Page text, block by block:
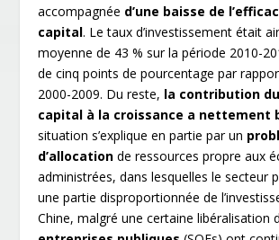
accompagnée d’une baisse de
capital. Le taux d’investissement était
moyenne de 43 % sur la période 2010-
de cinq points de pourcentage par
2000-2009. Du reste, la contribution
capital à la croissance a nettement
situation s’explique en partie par un
d’allocation de ressources propre aux
administrées, dans lesquelles le secteur
une partie disproportionnée de
Chine, malgré une certaine libéralisation